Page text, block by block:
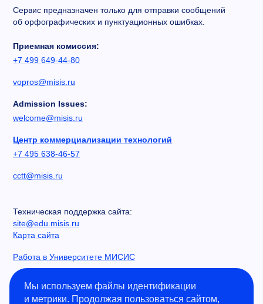
Сервис предназначен только для отправки сообщений
об орфографических и пунктуационных ошибках.
Приемная комиссия:
+7 499 649-44-80
vopros@misis.ru
Admission Issues:
welcome@misis.ru
Центр коммерциализации технологий
+7 495 638-46-57
cctt@misis.ru
Техническая поддержка сайта:
site@edu.misis.ru
Карта сайта
Работа в Университете МИСИС
Сведения об образовательной организации
Информация о закупках
Мы используем файлы идентификации
и метрики. Продолжая пользоваться сайтом,